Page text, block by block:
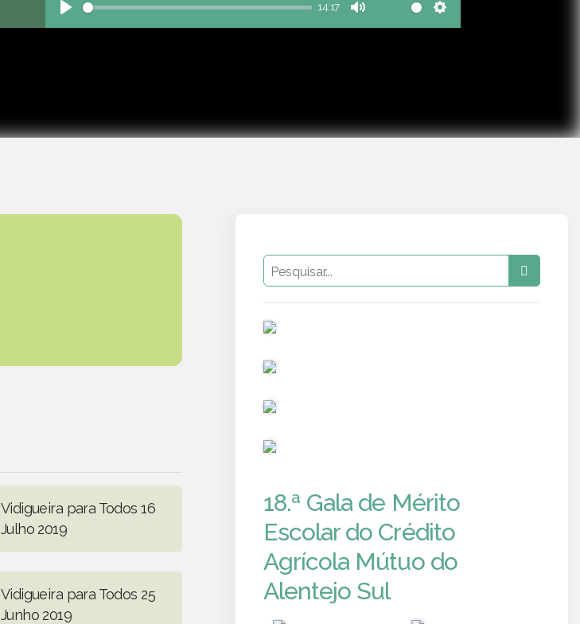
Play
14:17
Mute Settings
Vidigueira para Todos 16
Julho 2019
Vidigueira para Todos 25
Junho 2019
18.ª Gala de Mérito
Escolar do Crédito
Agrícola Mútuo do
Alentejo Sul